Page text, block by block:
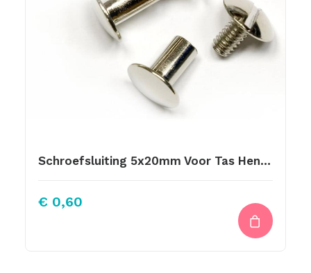
Schroefsluiting 5x20mm Voor Tas Hengsels Of Voor Leren Labels Te Bevestigen.
€ 0,60